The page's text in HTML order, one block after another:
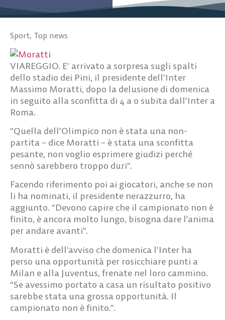
Sport, Top news
VIAREGGIO. E’ arrivato a sorpresa sugli spalti
dello stadio dei Pini, il presidente dell’Inter
Massimo Moratti, dopo la delusione di domenica
in seguito alla sconfitta di 4 a 0 subita dall’Inter a
Roma.
“Quella dell’Olimpico non è stata una non-
partita – dice Moratti – è stata una sconfitta
pesante, non voglio esprimere giudizi perché
sennò sarebbero troppo duri”.
Facendo riferimento poi ai giocatori, anche se non
li ha nominati, il presidente nerazzurro, ha
aggiunto. “Devono capire che il campionato non è
finito, è ancora molto lungo, bisogna dare l’anima
per andare avanti”.
Moratti è dell’avviso che domenica l’Inter ha
perso una opportunità per rosicchiare punti a
Milan e alla Juventus, frenate nel loro cammino.
“Se avessimo portato a casa un risultato positivo
sarebbe stata una grossa opportunità. Il
campionato non è finito.”.